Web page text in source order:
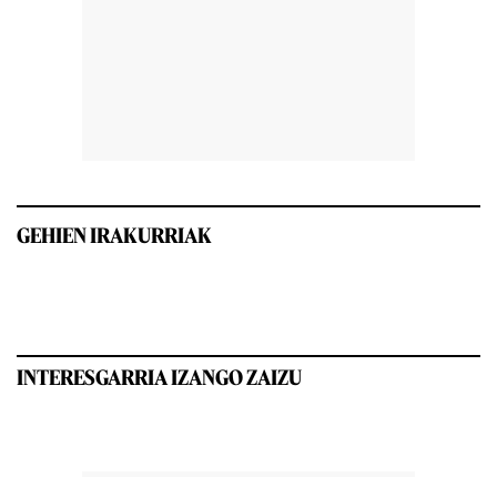
GEHIEN IRAKURRIAK
INTERESGARRIA IZANGO ZAIZU